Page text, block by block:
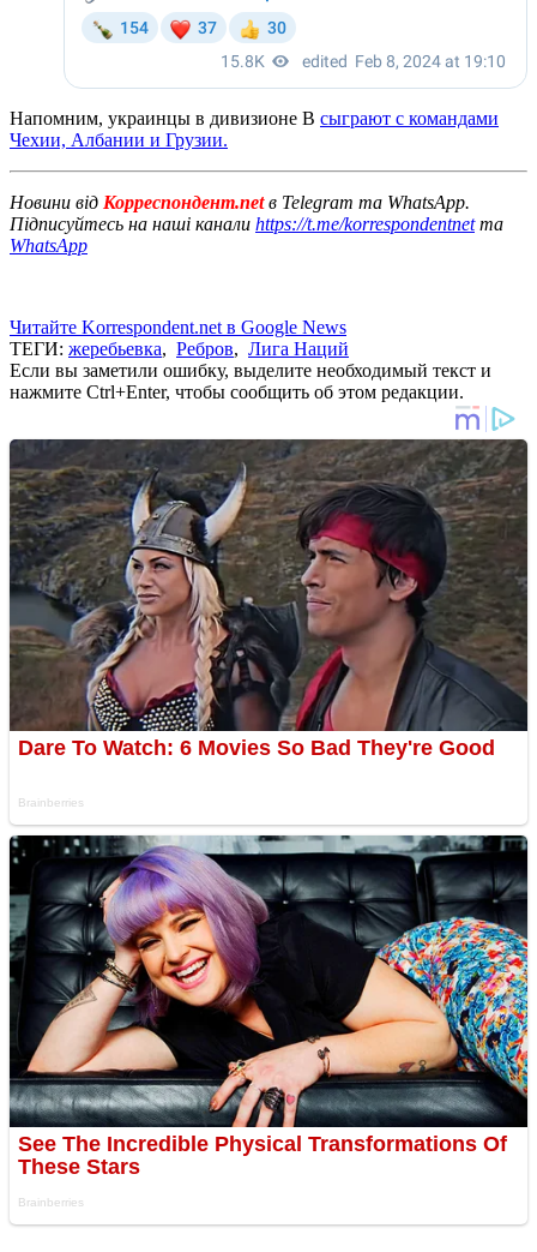
Напомним, украинцы в дивизионе В сыграют с командами
Чехии, Албании и Грузии.
Новини від Корреспондент.netв Telegram та WhatsApp.
Підписуйтесь на наші канали https://t.me/korrespondentnetта
WhatsApp
Читайте Korrespondent.net в Google News
ТЕГИ: жеребьевка, Ребров, Лига Наций
Если вы заметили ошибку, выделите необходимый текст и
нажмите Ctrl+Enter, чтобы сообщить об этом редакции.